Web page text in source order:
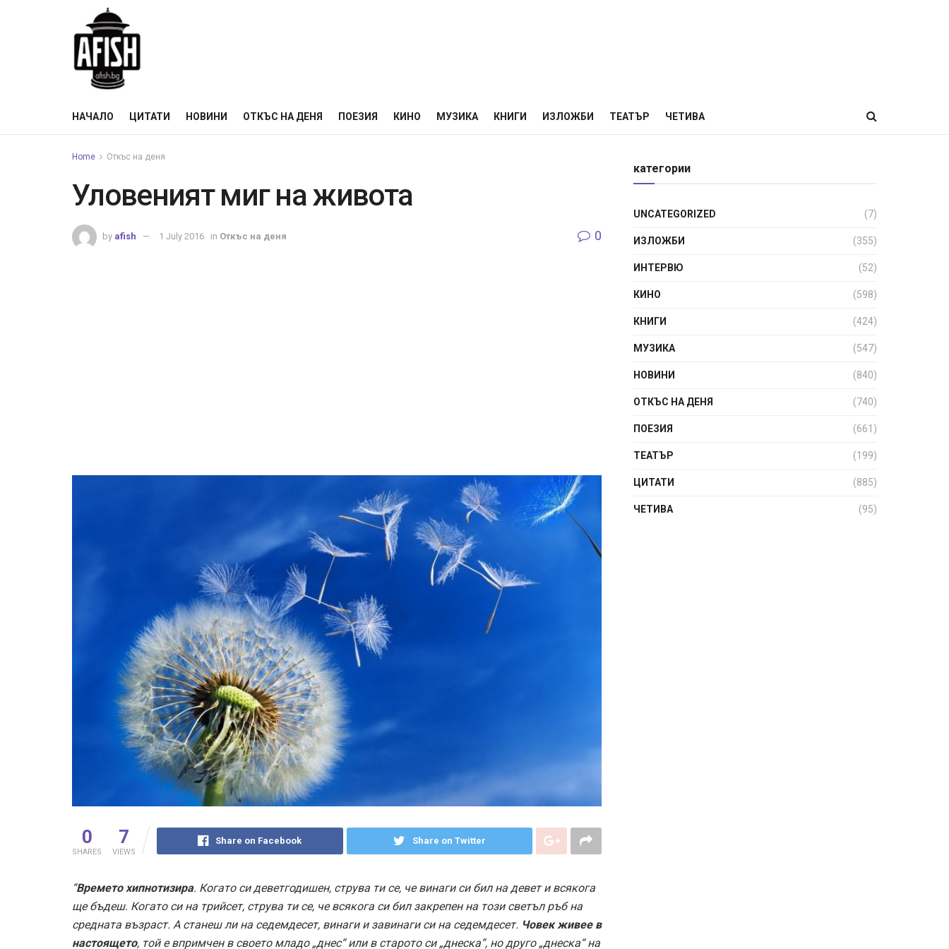
НАЧАЛО ЦИТАТИ НОВИНИ ОТКЪС НА ДЕНЯ ПОЕЗИЯ КИНО МУЗИКА КНИГИ ИЗЛОЖБИ ТЕАТЪР ЧЕТИВА
Home Откъс на деня
Уловеният миг на живота
by afish 1 July 2016 in Откъс на деня 0
0
SHARES
7
VIEWS
Share on Facebook Share on Twitter
“Времето хипнотизира. Когато си деветгодишен, струва ти се, че винаги си бил на девет и всякога
ще бъдеш. Когато си на трийсет, струва ти се, че всякога си бил закрепен на този светъл ръб на
средната възраст. А станеш ли на седемдесет, винаги и завинаги си на седемдесет. Човек живее в
настоящето, той е впримчен в своето младо „днес“ или в старото си „днеска“, но друго „днеска“ на
категории
UNCATEGORIZED (7)
ИЗЛОЖБИ (355)
ИНТЕРВЮ (52)
КИНО (598)
КНИГИ (424)
МУЗИКА (547)
НОВИНИ (840)
ОТКЪС НА ДЕНЯ (740)
ПОЕЗИЯ (661)
ТЕАТЪР (199)
ЦИТАТИ (885)
ЧЕТИВА (95)